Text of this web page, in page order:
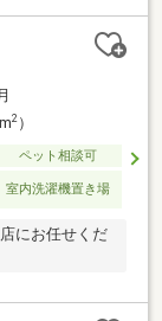
2）
ペット相談可
室内洗濯機置き場
にお任せくだ